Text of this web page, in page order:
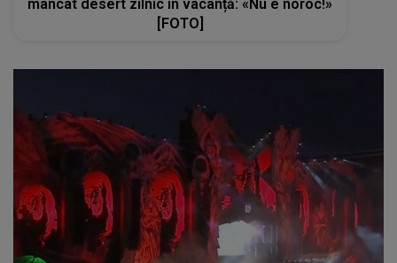
mâncat desert zilnic în vacanță: «Nu e noroc!»
[FOTO]